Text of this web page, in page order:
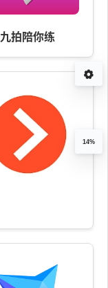
九拍陪你练
14%